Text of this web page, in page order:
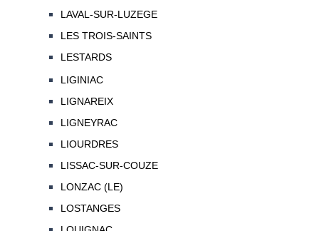
LAVAL-SUR-LUZEGE
LES TROIS-SAINTS
LESTARDS
LIGINIAC
LIGNAREIX
LIGNEYRAC
LIOURDRES
LISSAC-SUR-COUZE
LONZAC (LE)
LOSTANGES